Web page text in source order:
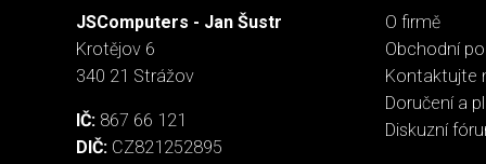
JSComputers - Jan Šustr
Krotějov 6
340 21 Strážov
IČ: 867 66 121
DIČ: CZ821252895
O firmě
Obchodní
Kontaktujte
Doručení a
Diskuzní